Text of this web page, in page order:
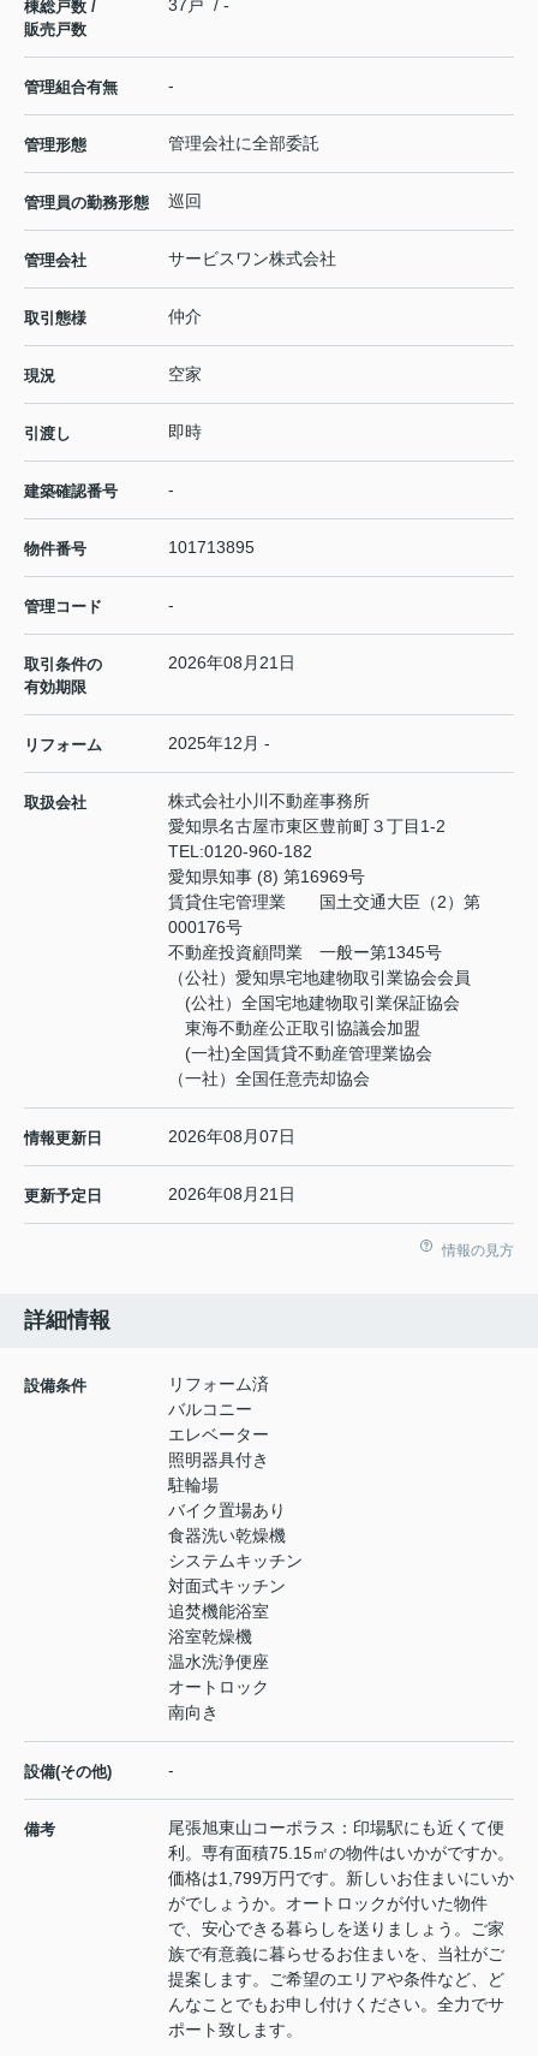
棟総戸数 /
販売戸数
37戸 / -
管理組合有無 -
管理形態 管理会社に全部委託
管理員の勤務形態 巡回
管理会社 サービスワン株式会社
取引態様 仲介
現況 空家
引渡し 即時
建築確認番号 -
物件番号 101713895
管理コード -
取引条件の
有効期限
2026年08月21日
リフォーム 2025年12月 -
取扱会社
株式会社小川不動産事務所
愛知県名古屋市東区豊前町３丁目1-2
TEL:0120-960-182
愛知県知事 (8) 第16969号
賃貸住宅管理業 国土交通大臣（2）第
000176号
不動産投資顧問業 一般ー第1345号
（公社）愛知県宅地建物取引業協会会員
(公社）全国宅地建物取引業保証協会
東海不動産公正取引協議会加盟
(一社)全国賃貸不動産管理業協会
（一社）全国任意売却協会
情報更新日 2026年08月07日
更新予定日 2026年08月21日
情報の見方
詳細情報
設備条件
リフォーム済
バルコニー
エレベーター
照明器具付き
駐輪場
バイク置場あり
食器洗い乾燥機
システムキッチン
対面式キッチン
追焚機能浴室
浴室乾燥機
温水洗浄便座
オートロック
南向き
設備(その他) -
備考
尾張旭東山コーポラス：印場駅にも近くて便
利。専有面積75.15㎡の物件はいかがですか。
価格は1,799万円です。新しいお住まいにいか
がでしょうか。オートロックが付いた物件
で、安心できる暮らしを送りましょう。ご家
族で有意義に暮らせるお住まいを、当社がご
提案します。ご希望のエリアや条件など、ど
んなことでもお申し付けください。全力でサ
ポート致します。